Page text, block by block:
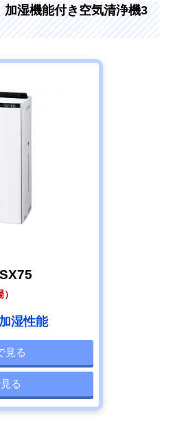
加湿機能付き空気清浄機3
湿性能
見る
る